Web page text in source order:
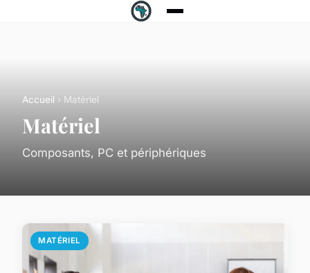
Accueil › Matériel
Matériel
Composants, PC et périphériques
MATÉRIEL